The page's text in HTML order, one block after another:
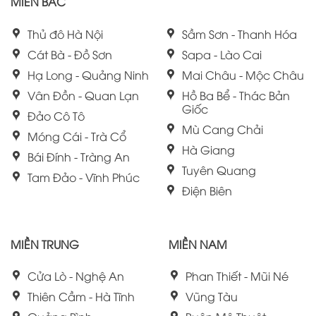
Thủ đô Hà Nội
Cát Bà - Đồ Sơn
Hạ Long - Quảng Ninh
Vân Đồn - Quan Lạn
Đảo Cô Tô
Móng Cái - Trà Cổ
Bái Đính - Tràng An
Tam Đảo - Vĩnh Phúc
Sầm Sơn - Thanh Hóa
Sapa - Lào Cai
Mai Châu - Mộc Châu
Hồ Ba Bể - Thác Bản
Giốc
Mù Cang Chải
Hà Giang
Tuyên Quang
Điện Biên
MIỀN TRUNG
Cửa Lò - Nghệ An
Thiên Cầm - Hà Tĩnh
MIỀN NAM
Phan Thiết - Mũi Né
Vũng Tàu